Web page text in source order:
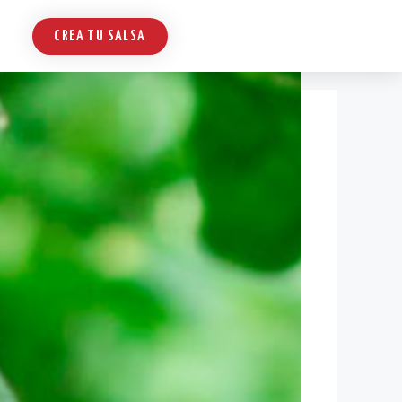
CREA TU SALSA